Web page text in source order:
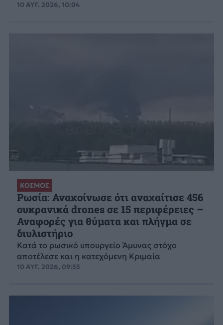
10 ΑΥΓ. 2026, 10:04
ΚΟΣΜΟΣ
Ρωσία: Ανακοίνωσε ότι αναχαίτισε 456
ουκρανικά drones σε 15 περιφέρειες –
Αναφορές για θύματα και πλήγμα σε
διυλιστήριο
Κατά το ρωσικό υπουργείο Άμυνας στόχο
αποτέλεσε και η κατεχόμενη Κριμαία
10 ΑΥΓ. 2026, 09:53